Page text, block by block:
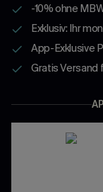
-10% ohne
Exklusiv: Ihr
App-Exklusive
Gratis Versand